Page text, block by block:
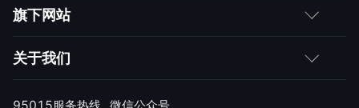
合作伙伴
求职者
如何购买
产品注册与激活
旗下网站
网神
关于我们
公司简介